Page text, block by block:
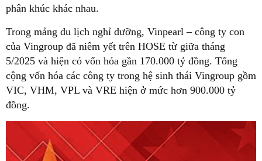
phân khúc khác nhau.
Trong mảng du lịch nghỉ dưỡng, Vinpearl – công ty con
của Vingroup đã niêm yết trên HOSE từ giữa tháng
5/2025 và hiện có vốn hóa gần 170.000 tỷ đồng. Tổng
cộng vốn hóa các công ty trong hệ sinh thái Vingroup gồm
VIC, VHM, VPL và VRE hiện ở mức hơn 900.000 tỷ
đồng.